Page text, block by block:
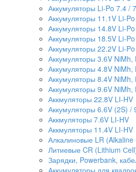
Аккумуляторы Li-Po 7.4 /
Аккумуляторы 11.1V Li-Po
Аккумуляторы 14.8V Li-Po
Аккумуляторы 18.5V Li-Po
Аккумуляторы 22.2V Li-Po
Аккумуляторы 3.6V NiMh,
Аккумуляторы 4.8V NiMh,
Аккумуляторы 8.4V NiMh,
Аккумуляторы 9.6V NiMh,
Аккмуляторы 22.8V LI-HV
Аккумуляторы 6.6V (2S) /
Аккмуляторы 7.6V LI-HV
Аккмуляторы 11.4V LI-HV
Алкалиновые LR (Alkaline
Литиевые CR (Lithium
Зарядки, Powerbank,
Аккумуляторы для